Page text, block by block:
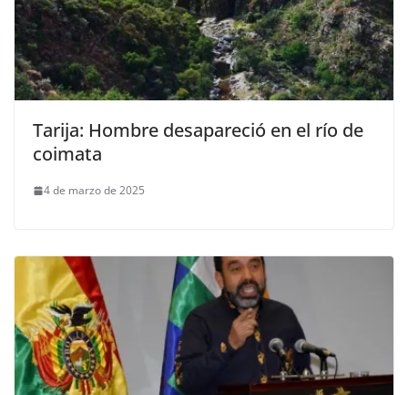
Tarija: Hombre desapareció en el río de
coimata
4 de marzo de 2025